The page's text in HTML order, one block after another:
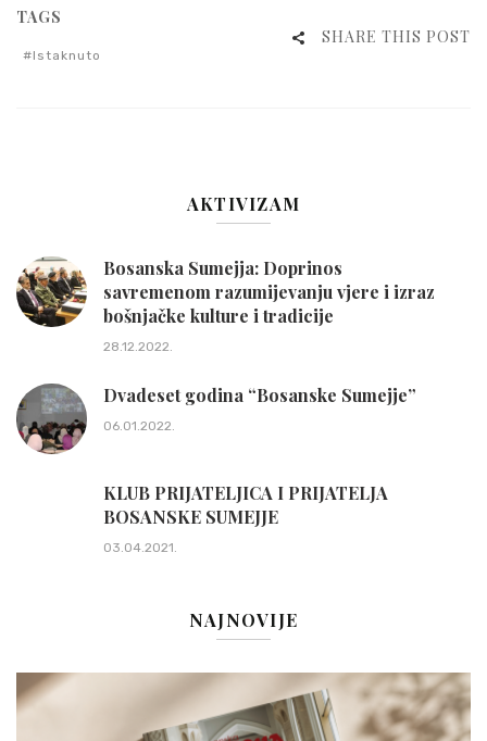
TAGS
Istaknuto
SHARE THIS POST
AKTIVIZAM
Bosanska Sumejja: Doprinos
savremenom razumijevanju vjere i izraz
bošnjačke kulture i tradicije
28.12.2022.
Dvadeset godina “Bosanske Sumejje”
06.01.2022.
KLUB PRIJATELJICA I PRIJATELJA
BOSANSKE SUMEJJE
03.04.2021.
NAJNOVIJE